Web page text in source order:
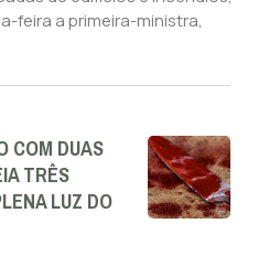
feira a primeira-ministra,
COM DUAS
TRÊS
LUZ DO